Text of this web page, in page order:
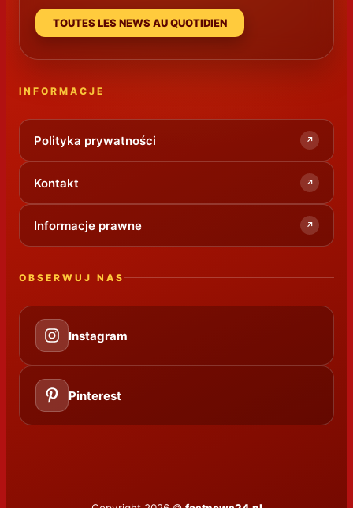
TOUTES LES NEWS AU QUOTIDIEN
INFORMACJE
Polityka prywatności ↗
Kontakt ↗
Informacje prawne ↗
OBSERWUJ NAS
Instagram
Pinterest